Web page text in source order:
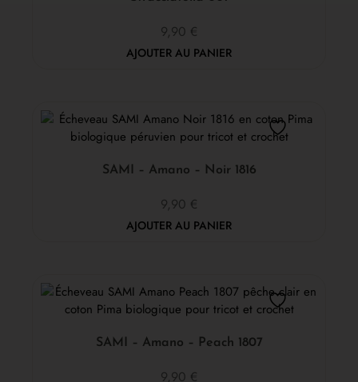
9,90 €
AJOUTER AU PANIER
SAMI – Amano – Noir 1816
9,90 €
AJOUTER AU PANIER
SAMI – Amano – Peach 1807
9,90 €